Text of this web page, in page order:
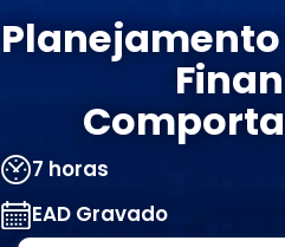
Por atuação
Navegação
Sobre nós
Para empresas
7 horas
EAD Gravado